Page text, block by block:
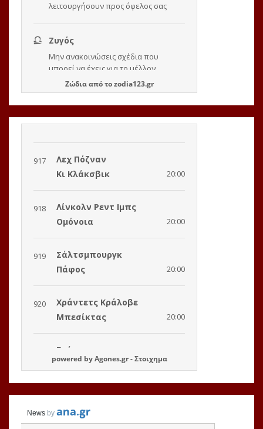
Ζώδιααπό τοzodia123.gr
powered byAgones.gr-Στοιχημα